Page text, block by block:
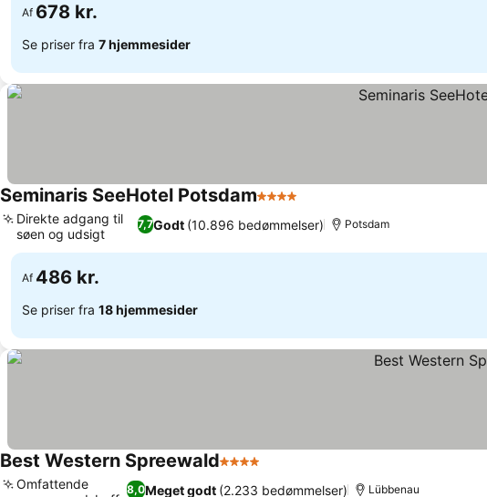
Af 678 kr.
Se priser fra 7 hjemmesider
Seminaris SeeHotel Potsdam4 Stjerner
7,7Godt (10.896 bedømmelser)
Direkte adgang til
søen og udsigt
Potsdam
Af 486 kr.
Se priser fra 18 hjemmesider
Best Western Spreewald4 Stjerner
8,0Meget godt (2.233 bedømmelser)
Omfattende
Lübbenau